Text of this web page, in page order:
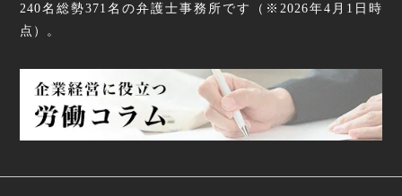
240名総勢371 名の弁護士事務所です（ ※2026年4月1日時
点 ）。